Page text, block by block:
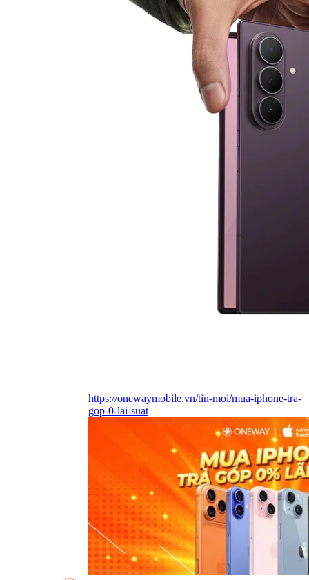
https://onewaymobile.vn/tin-moi/mua-iphone-tra-
gop-0-lai-suat